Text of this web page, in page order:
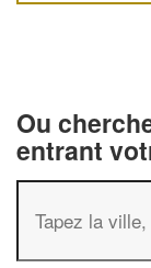
Ou
entrant